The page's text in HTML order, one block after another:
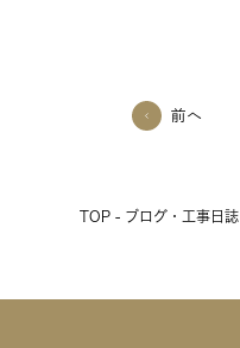
前へ
TOP - ブログ・工事日誌